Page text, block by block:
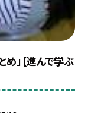
め」【進んで学ぶ